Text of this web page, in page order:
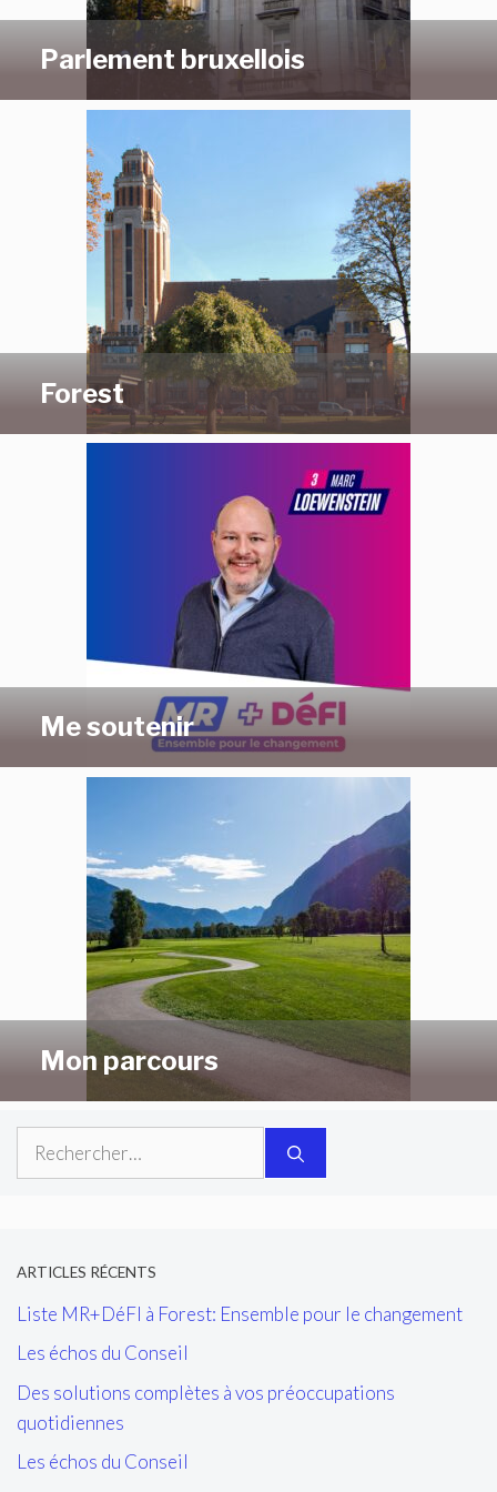
Parlement bruxellois
Forest
Me soutenir
Mon parcours
Rechercher :
ARTICLES RÉCENTS
Liste MR+DéFI à Forest: Ensemble pour le changement
Les échos du Conseil
Des solutions complètes à vos préoccupations
quotidiennes
Les échos du Conseil